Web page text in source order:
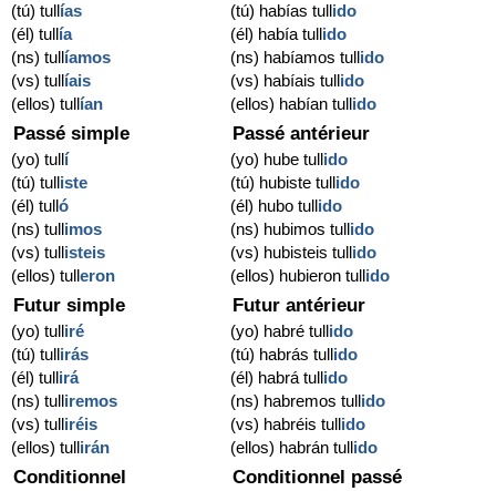
(tú) tullías
(él) tullía
(ns) tullíamos
(vs) tullíais
(ellos) tullían
(tú) habías tullido
(él) había tullido
(ns) habíamos tullido
(vs) habíais tullido
(ellos) habían tullido
Passé simple
(yo) tullí
(tú) tulliste
(él) tulló
(ns) tullimos
(vs) tullisteis
(ellos) tulleron
Passé antérieur
(yo) hube tullido
(tú) hubiste tullido
(él) hubo tullido
(ns) hubimos tullido
(vs) hubisteis tullido
(ellos) hubieron tullido
Futur simple
(yo) tulliré
(tú) tullirás
(él) tullirá
(ns) tulliremos
(vs) tulliréis
(ellos) tullirán
Futur antérieur
(yo) habré tullido
(tú) habrás tullido
(él) habrá tullido
(ns) habremos tullido
(vs) habréis tullido
(ellos) habrán tullido
Conditionnel Conditionnel passé